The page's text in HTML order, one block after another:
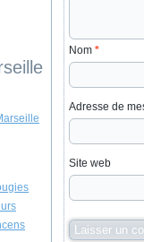
Nom *
Adresse de
Site web